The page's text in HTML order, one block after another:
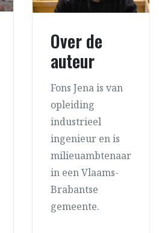
Over de
auteur
Fons Jena is van
opleiding
industrieel
ingenieur en is
milieuambtenaar
in een Vlaams-
Brabantse
gemeente.